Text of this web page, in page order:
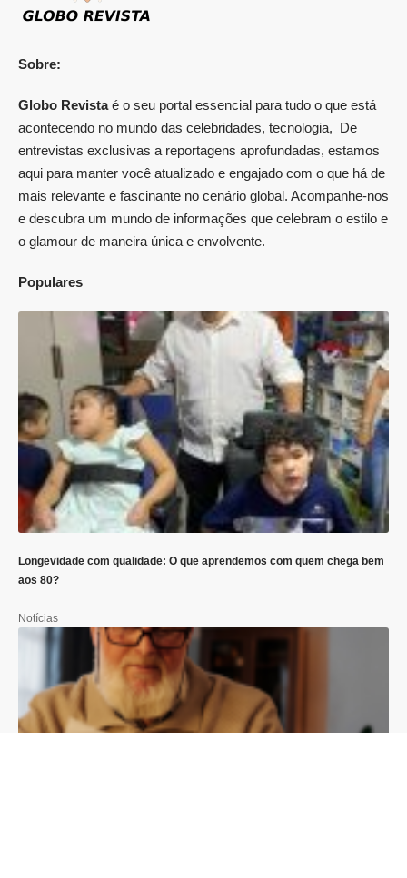
Sobre:
Globo Revistaé o seu portal essencial para tudo o que está
acontecendo no mundo das celebridades, tecnologia, De
entrevistas exclusivas a reportagens aprofundadas, estamos
aqui para manter você atualizado e engajado com o que há de
mais relevante e fascinante no cenário global. Acompanhe-nos
e descubra um mundo de informações que celebram o estilo e
o glamour de maneira única e envolvente.
Populares
Longevidade com qualidade: O que aprendemos com quem chega bem
aos 80?
Notícias